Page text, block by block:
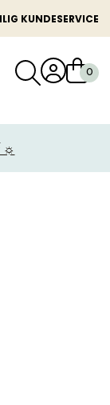
KUNDESERVICE
☼